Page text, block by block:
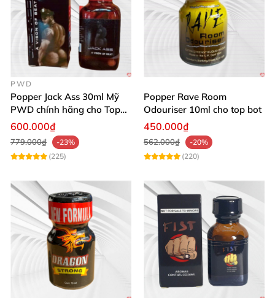
PWD
Popper Jack Ass 30ml Mỹ
PWD chính hãng cho Top
Bot
600.000₫
779.000₫
-23%
(225)
Popper Rave Room
Odouriser 10ml cho top bot
450.000₫
562.000₫
-20%
(220)